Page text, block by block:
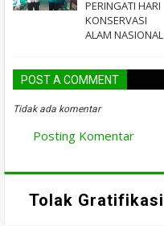
PERINGATI HARI
KONSERVASI
ALAM NASIONAL
POST A COMMENT
Tidak ada komentar
Posting Komentar
Tolak Gratifikasi